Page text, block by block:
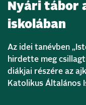
Nyári tábor
iskolában
Az idei tanévben
hirdette meg
diákjai részére az
Katolikus Általános